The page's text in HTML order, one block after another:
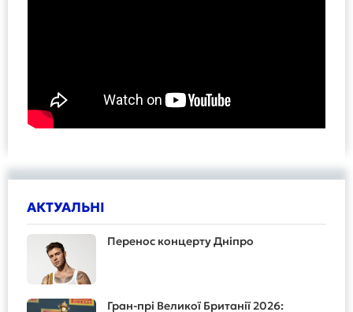
АКТУАЛЬНІ
Перенос концерту Дніпро
Гран-прі Великої Британії 2026: